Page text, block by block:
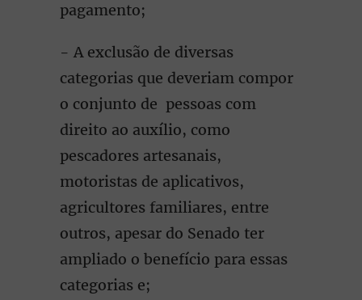
pagamento;
- A exclusão de diversas
categorias que deveriam compor
o conjunto de pessoas com
direito ao auxílio, como
pescadores artesanais,
motoristas de aplicativos,
agricultores familiares, entre
outros, apesar do Senado ter
ampliado o benefício para essas
categorias e;